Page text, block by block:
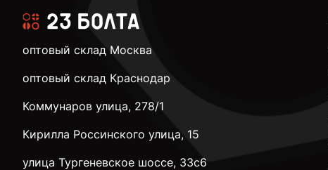
оптовый склад Москва
оптовый склад Краснодар
Коммунаров улица, 278/1
Кирилла Россинского улица, 15
улица Тургеневское шоссе, 33с6